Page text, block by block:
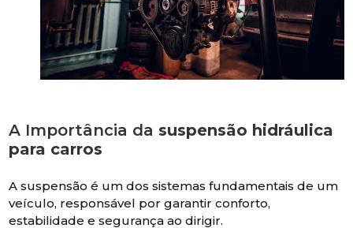
A Importância da suspensão hidráulica
para carros
A suspensão é um dos sistemas fundamentais de um
veículo, responsável por garantir conforto,
estabilidade e segurança ao dirigir.